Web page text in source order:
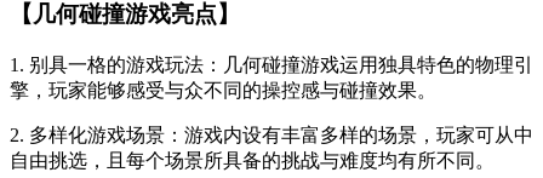
【几何碰撞游戏亮点】
1. 别具一格的游戏玩法：几何碰撞游戏运用独具特色的物理引
擎，玩家能够感受与众不同的操控感与碰撞效果。
2. 多样化游戏场景：游戏内设有丰富多样的场景，玩家可从中
自由挑选，且每个场景所具备的挑战与难度均有所不同。